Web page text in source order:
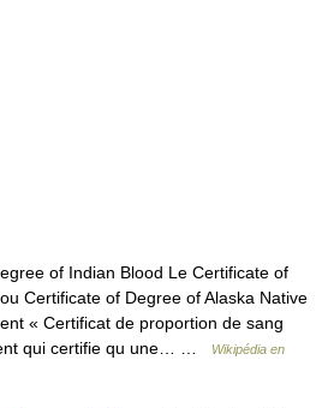
of Indian Blood Le Certificate of
Certificate of Degree of Alaska Native
« Certificat de proportion de sang
qui certifie qu une… …
Wikipédia en